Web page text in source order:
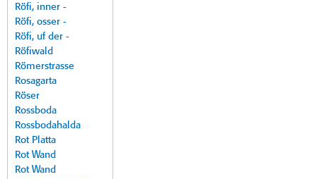
Röfi, inner -
Röfi, osser -
Röfi, uf der -
Röfiwald
Römerstrasse
Rosagarta
Röser
Rossboda
Rossbodahalda
Rot Platta
Rot Wand
Rot Wand